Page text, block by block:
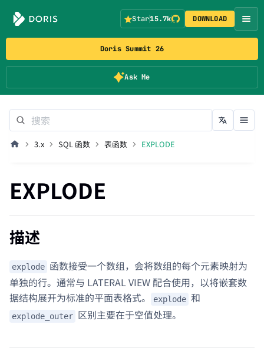
Doris Summit 26
Ask Me
Star15.7k DOWNLOAD
3.x SQL 函数 表函数 EXPLODE
EXPLODE
描述
explode 函数接受一个数组，会将数组的每个元素映射为
单独的行。通常与 LATERAL VIEW 配合使用，以将嵌套数
据结构展开为标准的平面表格式。
explode 和
explode_outer 区别主要在于空值处理。